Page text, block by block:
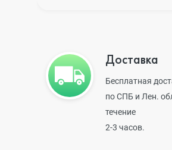
Доставка
Бесплатная
по СПБ и Лен.
течение
2-3 часов.